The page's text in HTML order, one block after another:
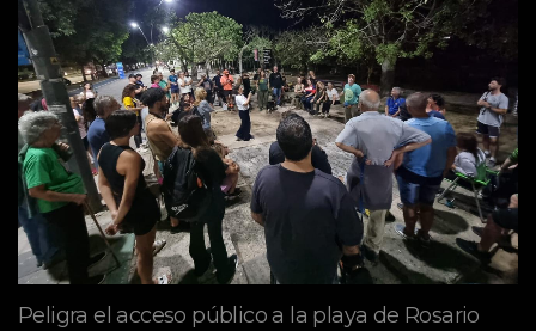
Peligra el acceso público a la playa de Rosario